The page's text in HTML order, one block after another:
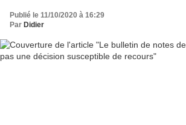
Publié le 11/10/2020 à 16:29
Par Didier